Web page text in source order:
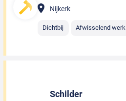
Nijkerk
Dichtbij Afwisselend werk
Schilder